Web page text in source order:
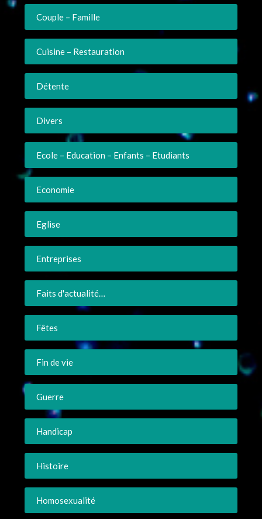
Couple – Famille
Cuisine – Restauration
Détente
Divers
Ecole – Education – Enfants – Etudiants
Economie
Eglise
Entreprises
Faits d'actualité…
Fêtes
Fin de vie
Guerre
Handicap
Histoire
Homosexualité